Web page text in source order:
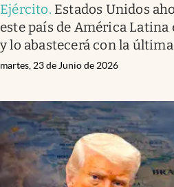
Ejército. Estados Unidos
este país de América
y lo abastecerá con la
martes, 23 de Junio de 2026